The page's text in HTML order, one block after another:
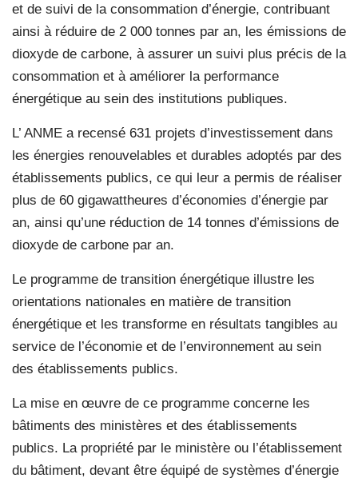
et de suivi de la consommation d’énergie, contribuant
ainsi à réduire de 2 000 tonnes par an, les émissions de
dioxyde de carbone, à assurer un suivi plus précis de la
consommation et à améliorer la performance
énergétique au sein des institutions publiques.
L’ ANME a recensé 631 projets d’investissement dans
les énergies renouvelables et durables adoptés par des
établissements publics, ce qui leur a permis de réaliser
plus de 60 gigawattheures d’économies d’énergie par
an, ainsi qu’une réduction de 14 tonnes d’émissions de
dioxyde de carbone par an.
Le programme de transition énergétique illustre les
orientations nationales en matière de transition
énergétique et les transforme en résultats tangibles au
service de l’économie et de l’environnement au sein
des établissements publics.
La mise en œuvre de ce programme concerne les
bâtiments des ministères et des établissements
publics. La propriété par le ministère ou l’établissement
du bâtiment, devant être équipé de systèmes d’énergie